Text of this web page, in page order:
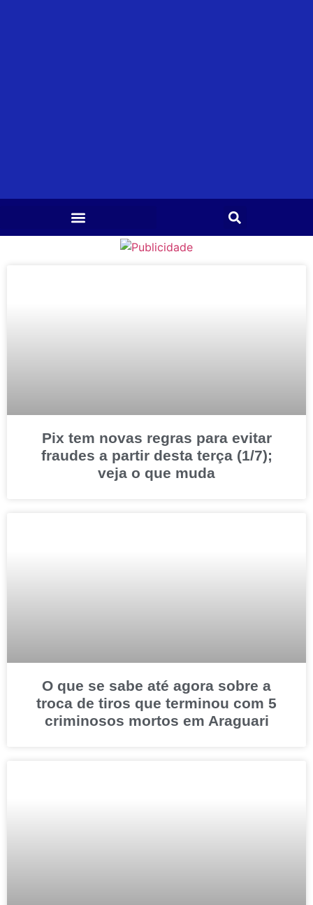
Pix tem novas regras para evitar
fraudes a partir desta terça (1/7);
veja o que muda
O que se sabe até agora sobre a
troca de tiros que terminou com 5
criminosos mortos em Araguari